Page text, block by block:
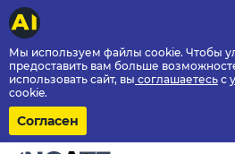
Мы используем файлы cookie. Чтобы
предоставить вам больше
использовать сайт, вы соглашаетесь с
cookie.
Согласен